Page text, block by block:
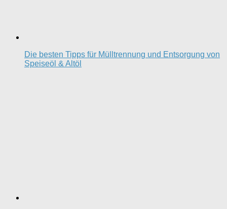
Die besten Tipps für Mülltrennung und Entsorgung von
Speiseöl & Altöl